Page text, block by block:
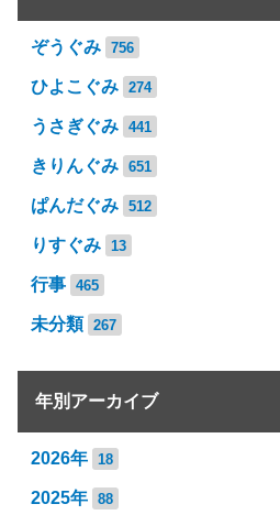
ぞうぐみ 756
ひよこぐみ 274
うさぎぐみ 441
きりんぐみ 651
ぱんだぐみ 512
りすぐみ 13
行事 465
未分類 267
年別アーカイブ
2026年 18
2025年 88